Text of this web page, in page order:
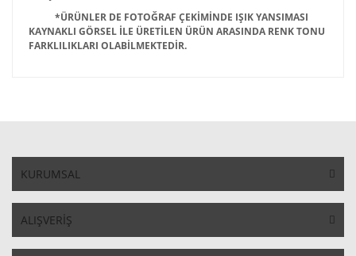
*ÜRÜNLER DE FOTOĞRAF ÇEKİMİNDE IŞIK YANSIMASI
KAYNAKLI GÖRSEL İLE ÜRETİLEN ÜRÜN ARASINDA RENK TONU
FARKLILIKLARI OLABİLMEKTEDİR.
KURUMSAL
ALIŞVERİŞ